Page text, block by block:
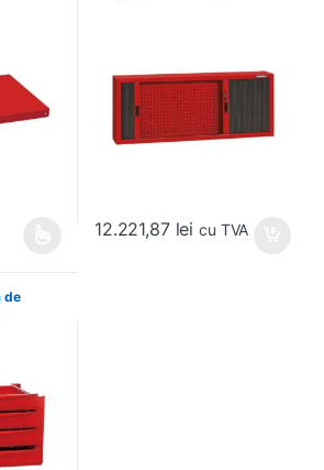
12.221,87 lei cu TVA
de